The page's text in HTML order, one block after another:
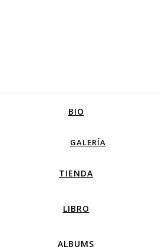
BIO
GALERÍA
TIENDA
LIBRO
ALBUMS